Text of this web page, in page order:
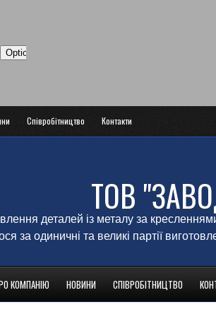
Співробітництво Контакти
ТОВ
деталей із металу за
за одиничні та великі партії
КОМПАНІЮ НОВИНИ СПІВРОБІТНИЦТВО